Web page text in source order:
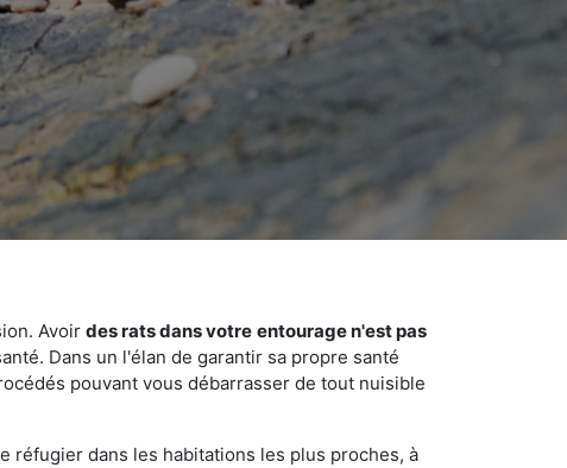
Avoir des rats dans votre entourage n'est pas
Dans un l'élan de garantir sa propre santé
pouvant vous débarrasser de tout nuisible
réfugier dans les habitations les plus proches, à